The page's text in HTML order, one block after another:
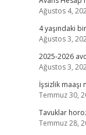
Ağustos 4,
4 yaşındaki
Ağustos 3,
2025-2026
Ağustos 3,
İşsizlik maaşı
Temmuz 30,
Tavuklar
Temmuz 28,